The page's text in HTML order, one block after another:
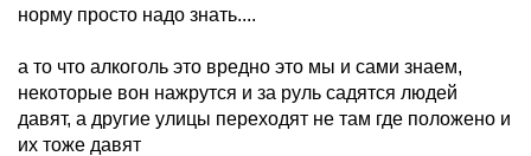
норму просто надо знать....
а то что алкоголь это вредно это мы и сами знаем,
некоторые вон нажрутся и за руль садятся людей
давят, а другие улицы переходят не там где положено и
их тоже давят